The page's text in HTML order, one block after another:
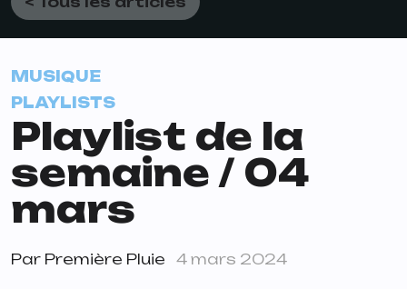
MUSIQUE
PLAYLISTS
Playlist de la
semaine / 04
mars
Par Première Pluie 4 mars 2024